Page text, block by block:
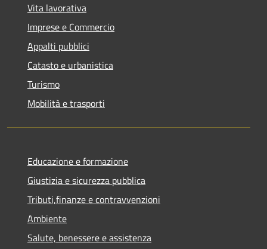
Vita lavorativa
Imprese e Commercio
Appalti pubblici
Catasto e urbanistica
Turismo
Mobilità e trasporti
Educazione e formazione
Giustizia e sicurezza pubblica
Tributi,finanze e contravvenzioni
Ambiente
Salute, benessere e assistenza